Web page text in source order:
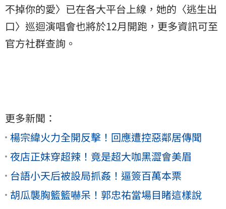
不掉你的愛〉已在各大平台上線，她的〈逃生出
口〉巡迴演唱會也將於12月開跑，更多資訊可至
官方社群查詢。
更多新聞：
楊宗緯火力全開反擊！回應遭控惡鄰居傳聞
夜店正妹穿超辣！竟是超大咖黑澀會美眉
台語小天后被設局抓姦！逼簽百萬本票
胡瓜襲胸籃籃嚇呆！郭忠祐當場目睹這樣說